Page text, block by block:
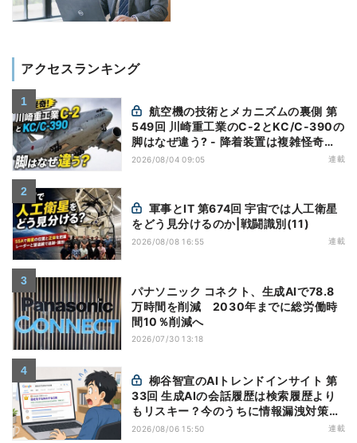
アクセスランキング
549回 川崎重工業のC-2とKC/C-390の
脚はなぜ違う? - 降着装置は複雑怪奇
(5)|軍用輸送機(10)
2026/08/04 09:05 連載
をどう見分けるのか|戦闘識別(11)
2026/08/08 16:55 連載
パナソニック コネクト、生成AIで78.8
万時間を削減 2030年までに総労働時
間10％削減へ
2026/07/30 13:18
33回 生成AIの会話履歴は検索履歴より
もリスキー？今のうちに情報漏洩対策を
万全にしておこう
2026/08/06 15:50 連載